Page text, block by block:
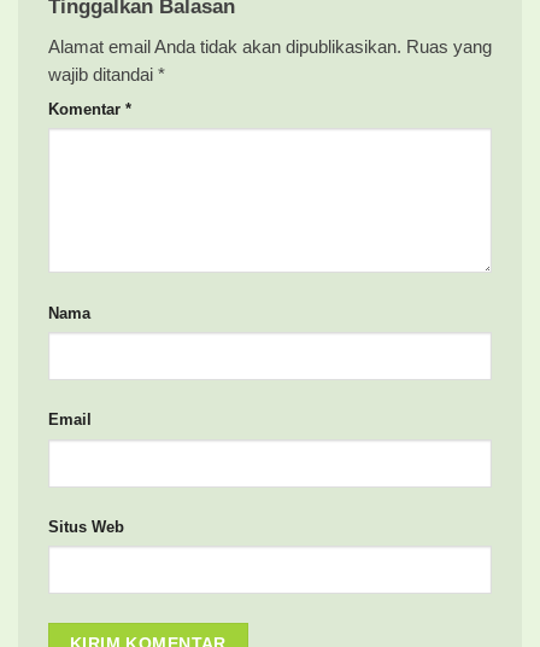
Tinggalkan Balasan
Alamat email Anda tidak akan dipublikasikan. Ruas yang
wajib ditandai *
Komentar *
Nama
Email
Situs Web